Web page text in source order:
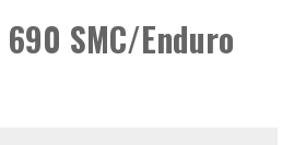
690 SMC/Enduro